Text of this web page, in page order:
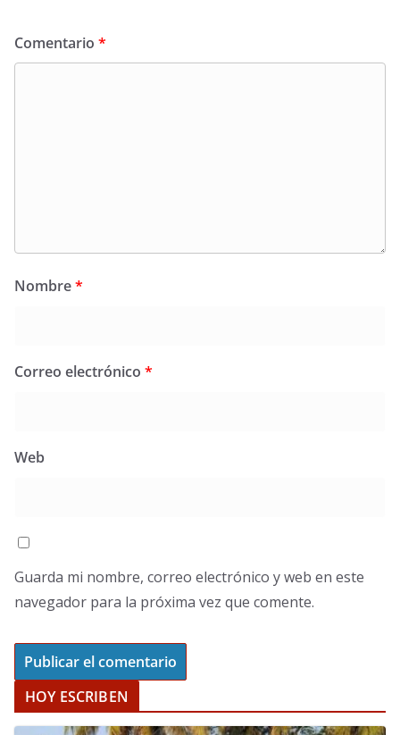
Comentario *
Nombre*
Correo electrónico *
Web
Guarda mi nombre, correo electrónico y web en este
navegador para la próxima vez que comente.
HOY ESCRIBEN